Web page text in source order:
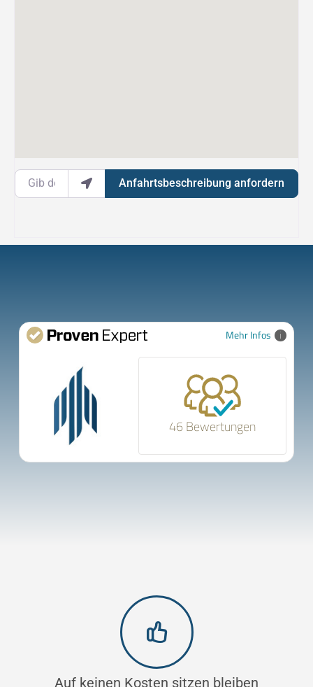
Gib deinen Standort ein.
Anfahrtsbeschreibung anfordern
Mehr Infos
46 Bewertungen
Auf keinen Kosten sitzen bleiben